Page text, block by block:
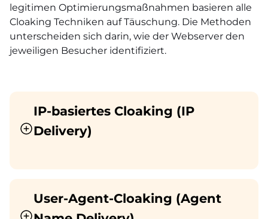
legitimen Optimierungsmaßnahmen basieren alle
Cloaking Techniken auf Täuschung. Die Methoden
unterscheiden sich darin, wie der Webserver den
jeweiligen Besucher identifiziert.
IP-basiertes Cloaking (IP
Delivery)
User-Agent-Cloaking (Agent